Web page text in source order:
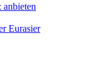
Eurasier